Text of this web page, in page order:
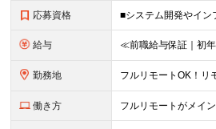
応募資格
給与
勤務地
働き方 フルリモートがメイン